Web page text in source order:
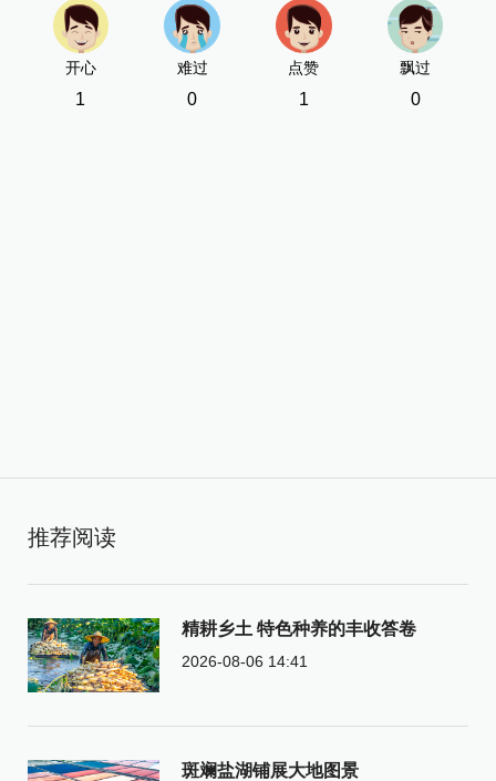
开心
1
难过
0
点赞
1
飘过
0
推荐阅读
精耕乡土 特色种养的丰收答卷
2026-08-06 14:41
斑斓盐湖铺展大地图景